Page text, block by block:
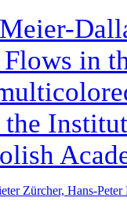
in
Zürcher, Hans-